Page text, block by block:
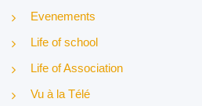
Evenements
Life of school
Life of Association
Vu à la Télé